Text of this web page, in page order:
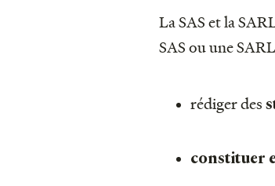
La SAS et la
SAS ou une
rédiger des
constituer